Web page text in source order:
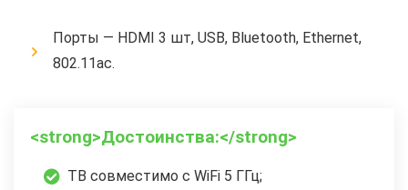
Порты — HDMI 3 шт, USB, Bluetooth, Ethernet,
802.11ac.
<strong>Достоинства:</strong>
ТВ совместимо с WiFi 5 ГГц;